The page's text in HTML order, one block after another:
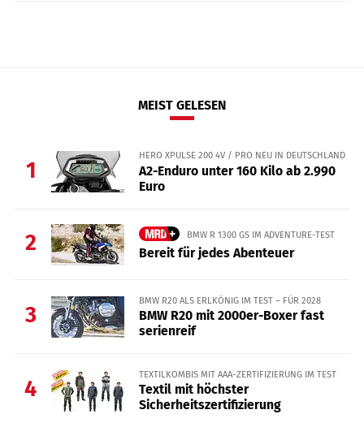
MEIST GELESEN
1
HERO XPULSE 200 4V / PRO NEU IN DEUTSCHLAND
A2-Enduro unter 160 Kilo ab 2.990
Euro
2 BMW R 1300 GS IM ADVENTURE-TEST
Bereit für jedes Abenteuer
3
BMW R20 ALS ERLKÖNIG IM TEST – FÜR 2028
BMW R20 mit 2000er-Boxer fast
serienreif
4
TEXTILKOMBIS MIT AAA-ZERTIFIZIERUNG IM TEST
Textil mit höchster
Sicherheitszertifizierung